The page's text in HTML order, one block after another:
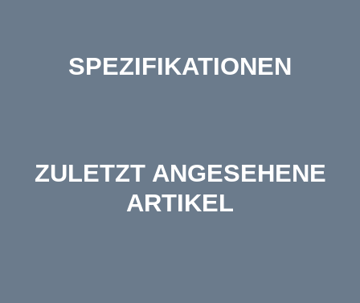
SPEZIFIKATIONEN
ZULETZT ANGESEHENE
ARTIKEL